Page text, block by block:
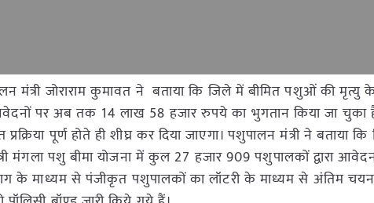
मंत्री जोराराम कुमावत ने बताया कि जिले में बीमित पशुओं की
पर अब तक 14 लाख 58 हजार रुपये का भुगतान किया जा चुका है।
प्रक्रिया पूर्ण होते ही शीघ्र कर दिया जाएगा। पशुपालन मंत्री ने
मंगला पशु बीमा योजना में कुल 27 हजार 909 पशुपालकों द्वारा
के माध्यम से पंजीकृत पशुपालकों का लॉटरी के माध्यम से अंतिम